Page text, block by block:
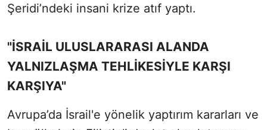
Şeridi’ndeki insani krize atıf yaptı.
"İSRAİL ULUSLARARASI ALANDA
YALNIZLAŞMA TEHLİKESİYLE KARŞI
KARŞIYA"
Avrupa’da İsrail'e yönelik yaptırım kararları ve